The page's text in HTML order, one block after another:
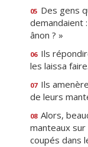
05 Des gens
demandaient
ânon ? »
06 Ils
les laissa faire.
07 Ils
de leurs
08 Alors,
manteaux sur
coupés dans